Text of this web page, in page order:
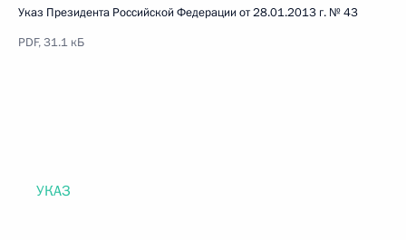
Указ Президента Российской Федерации от 28.01.2013 г. № 43
PDF, 31.1 кБ
УКАЗ